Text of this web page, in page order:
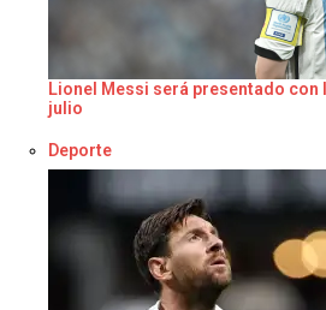
Lionel Messi será presentado con
julio
Respecto a
Deporte